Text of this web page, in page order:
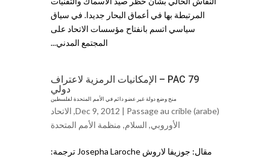
المرتبطة بها في أعماق البحار جديدا. في سياق
سياسي اتسم بانفتاح مؤسسات الاتحاد على
المجتمع المدني...
PAC 79 – الإمكانيات الرمزية لاعتراف
دولي
منح وضع دولة غير عضو دائم في الأمم المتحدة لفلسطين
Dec 9, 2012 | Passage au crible (arabe)
, الاتحاد
الأوروبي, السلام, منظمة الأمم المتحدة
مقال: جوزيفا لاروش Josepha Laroche ترجمة: